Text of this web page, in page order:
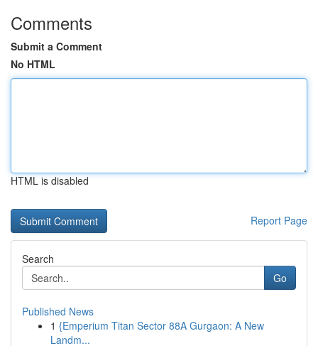
Comments
Submit a Comment
No HTML
HTML is disabled
Report Page
Search
Go
Published News
1 {Emperium Titan Sector 88A Gurgaon: A New
Landm...